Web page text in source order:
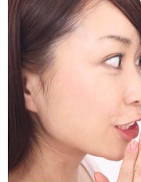
掃除
マナー
趣味
食材辞典
おすすめ